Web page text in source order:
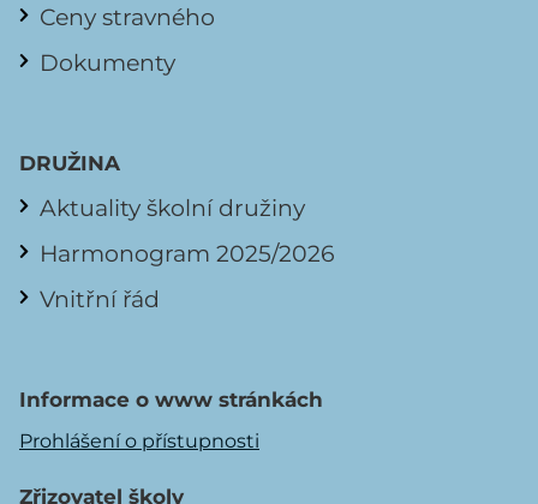
Ceny stravného
Dokumenty
DRUŽINA
Aktuality školní družiny
Harmonogram 2025/2026
Vnitřní řád
Informace o www stránkách
Prohlášení o přístupnosti
Zřizovatel školy